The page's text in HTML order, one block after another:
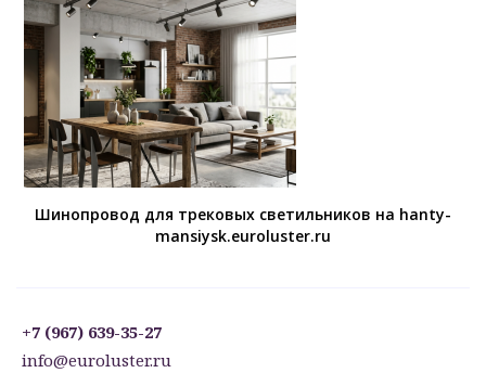
Шинопровод для трековых светильников на hanty-
mansiysk.euroluster.ru
+7 (967) 639-35-27
info@euroluster.ru